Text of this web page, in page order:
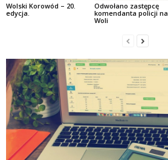
Wolski Korowód – 20.
edycja.
Odwołano zastępcę
komendanta policji na
Woli